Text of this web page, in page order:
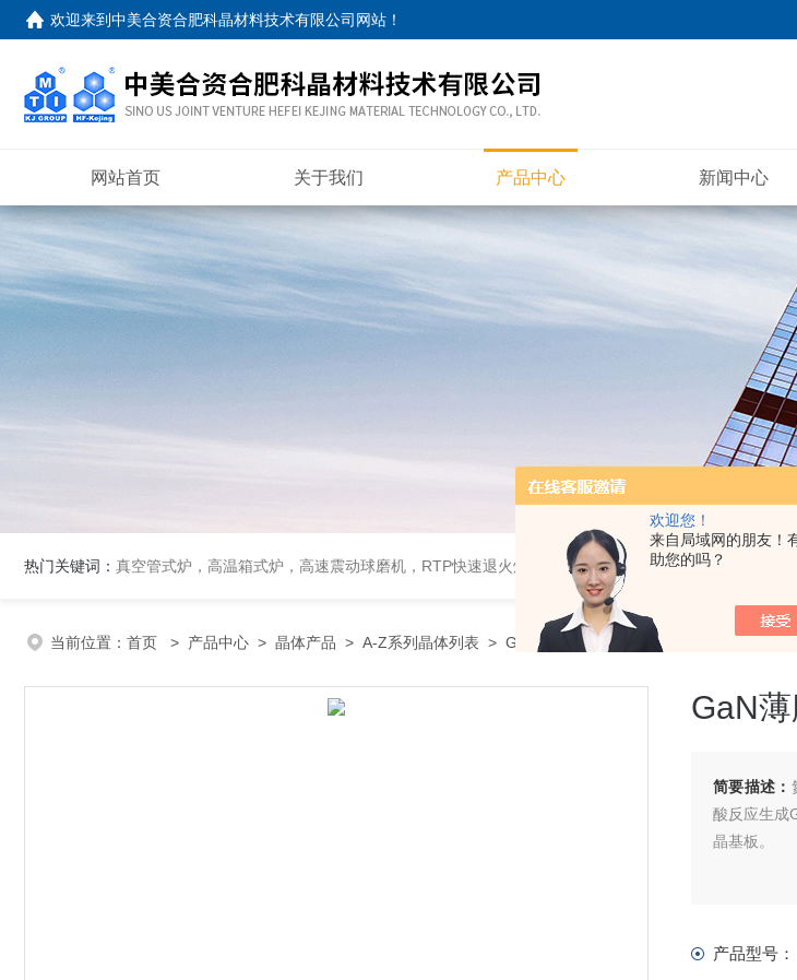
欢迎您！
来自局域网的朋友！
助您的吗？
欢迎来到中美合资合肥科晶材料技术有限公司网站 ！
网站首页 关于我们 产品中心 新闻中心
热门关键词： 真空管式炉，高温箱式炉，高速震动球磨机，RTP快速退火炉，高温高压炉，涂覆机，电池制备设备等
当前位置： 首页 > 产品中心 > 晶体产品 > A-Z系列晶体列表 > GaN薄膜
GaN
简要描述：
酸反应生成
晶基板。
产品型号：